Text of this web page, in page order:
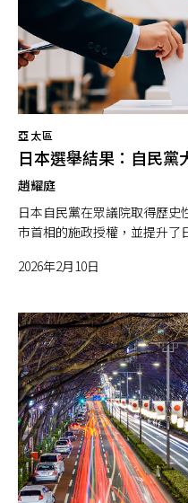
亞太區
日本選舉結果：自民黨
趙耀庭
日本自民黨在眾議院取得歷史
市首相的施政授權，並提升了
2026年2月10日